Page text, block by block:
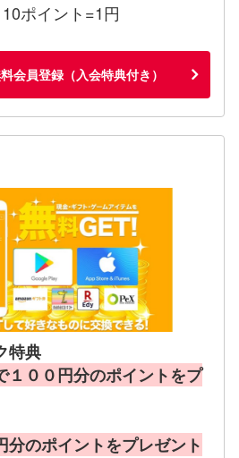
ポイント=1円
会員登録（入会特典付き）
特典
１００円分のポイントをプ
分のポイントをプレゼント